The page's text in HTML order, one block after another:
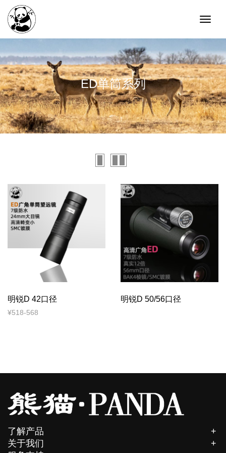
ED单筒系列
明锐D 42口径
¥518-568
明锐D 50/56口径
了解产品
关于我们